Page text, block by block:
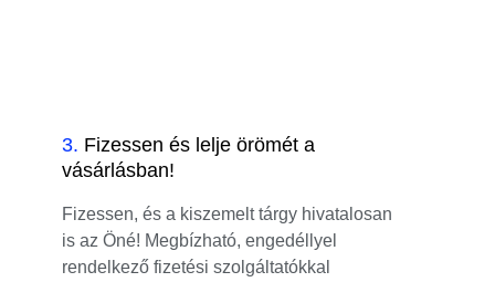
3. Fizessen és lelje örömét a
vásárlásban!
Fizessen, és a kiszemelt tárgy hivatalosan
is az Öné! Megbízható, engedéllyel
rendelkező fizetési szolgáltatókkal